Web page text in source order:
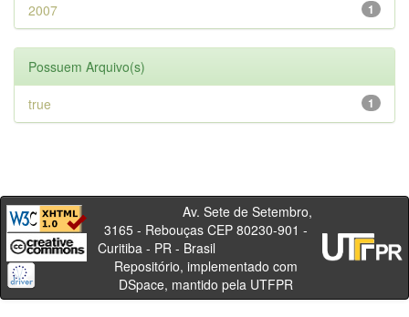
1
2007
Possuem Arquivo(s)
1
true
Av. Sete de Setembro,
3165 - Rebouças CEP 80230-901 -
Curitiba - PR - Brasil
Repositório, implementado com
DSpace, mantido pela UTFPR